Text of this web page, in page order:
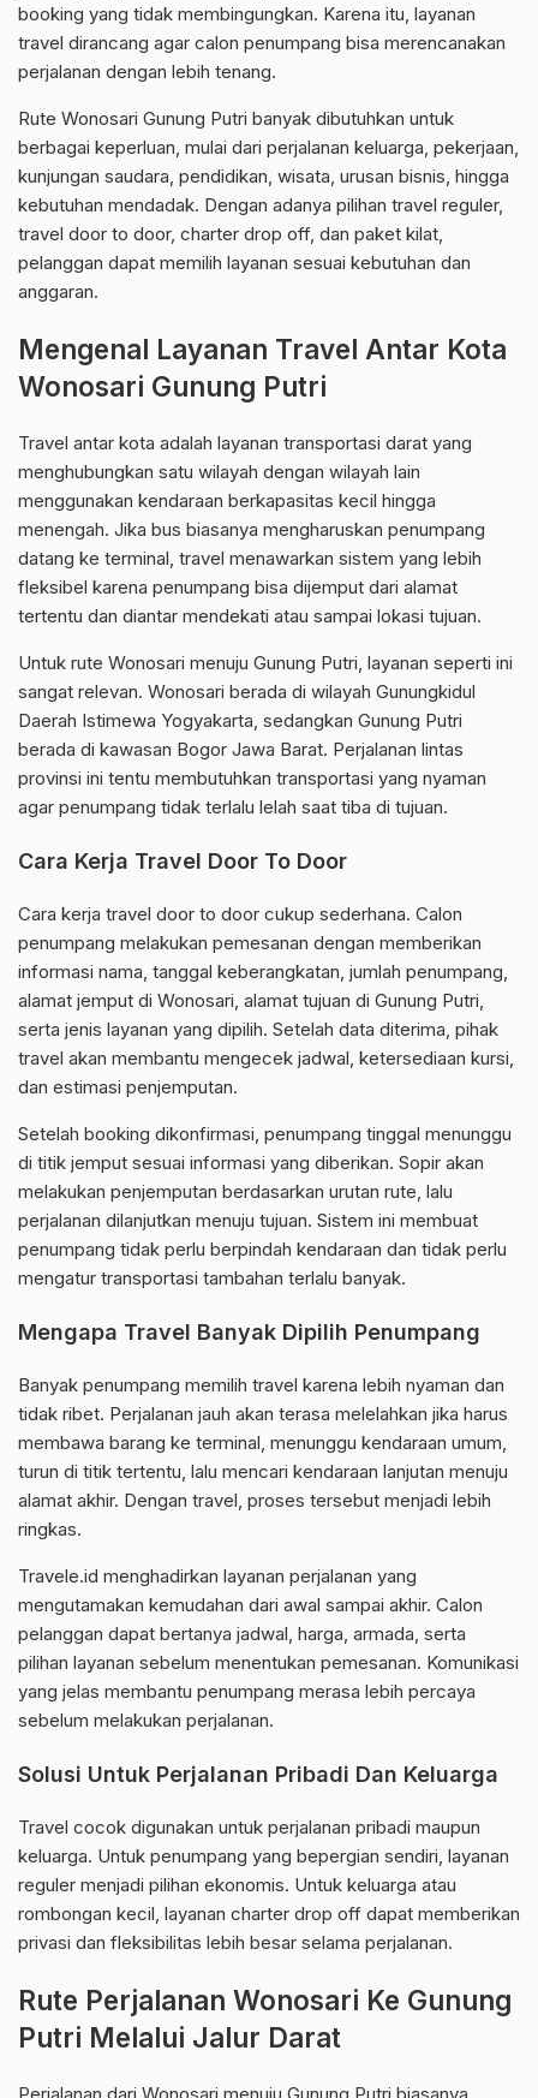
booking yang tidak membingungkan. Karena itu, layanan
travel dirancang agar calon penumpang bisa merencanakan
perjalanan dengan lebih tenang.
Rute Wonosari Gunung Putri banyak dibutuhkan untuk
berbagai keperluan, mulai dari perjalanan keluarga, pekerjaan,
kunjungan saudara, pendidikan, wisata, urusan bisnis, hingga
kebutuhan mendadak. Dengan adanya pilihan travel reguler,
travel door to door, charter drop off, dan paket kilat,
pelanggan dapat memilih layanan sesuai kebutuhan dan
anggaran.
Mengenal Layanan Travel Antar Kota
Wonosari Gunung Putri
Travel antar kota adalah layanan transportasi darat yang
menghubungkan satu wilayah dengan wilayah lain
menggunakan kendaraan berkapasitas kecil hingga
menengah. Jika bus biasanya mengharuskan penumpang
datang ke terminal, travel menawarkan sistem yang lebih
fleksibel karena penumpang bisa dijemput dari alamat
tertentu dan diantar mendekati atau sampai lokasi tujuan.
Untuk rute Wonosari menuju Gunung Putri, layanan seperti ini
sangat relevan. Wonosari berada di wilayah Gunungkidul
Daerah Istimewa Yogyakarta, sedangkan Gunung Putri
berada di kawasan Bogor Jawa Barat. Perjalanan lintas
provinsi ini tentu membutuhkan transportasi yang nyaman
agar penumpang tidak terlalu lelah saat tiba di tujuan.
Cara Kerja Travel Door To Door
Cara kerja travel door to door cukup sederhana. Calon
penumpang melakukan pemesanan dengan memberikan
informasi nama, tanggal keberangkatan, jumlah penumpang,
alamat jemput di Wonosari, alamat tujuan di Gunung Putri,
serta jenis layanan yang dipilih. Setelah data diterima, pihak
travel akan membantu mengecek jadwal, ketersediaan kursi,
dan estimasi penjemputan.
Setelah booking dikonfirmasi, penumpang tinggal menunggu
di titik jemput sesuai informasi yang diberikan. Sopir akan
melakukan penjemputan berdasarkan urutan rute, lalu
perjalanan dilanjutkan menuju tujuan. Sistem ini membuat
penumpang tidak perlu berpindah kendaraan dan tidak perlu
mengatur transportasi tambahan terlalu banyak.
Mengapa Travel Banyak Dipilih Penumpang
Banyak penumpang memilih travel karena lebih nyaman dan
tidak ribet. Perjalanan jauh akan terasa melelahkan jika harus
membawa barang ke terminal, menunggu kendaraan umum,
turun di titik tertentu, lalu mencari kendaraan lanjutan menuju
alamat akhir. Dengan travel, proses tersebut menjadi lebih
ringkas.
Travele.id menghadirkan layanan perjalanan yang
mengutamakan kemudahan dari awal sampai akhir. Calon
pelanggan dapat bertanya jadwal, harga, armada, serta
pilihan layanan sebelum menentukan pemesanan. Komunikasi
yang jelas membantu penumpang merasa lebih percaya
sebelum melakukan perjalanan.
Solusi Untuk Perjalanan Pribadi Dan Keluarga
Travel cocok digunakan untuk perjalanan pribadi maupun
keluarga. Untuk penumpang yang bepergian sendiri, layanan
reguler menjadi pilihan ekonomis. Untuk keluarga atau
rombongan kecil, layanan charter drop off dapat memberikan
privasi dan fleksibilitas lebih besar selama perjalanan.
Rute Perjalanan Wonosari Ke Gunung
Putri Melalui Jalur Darat